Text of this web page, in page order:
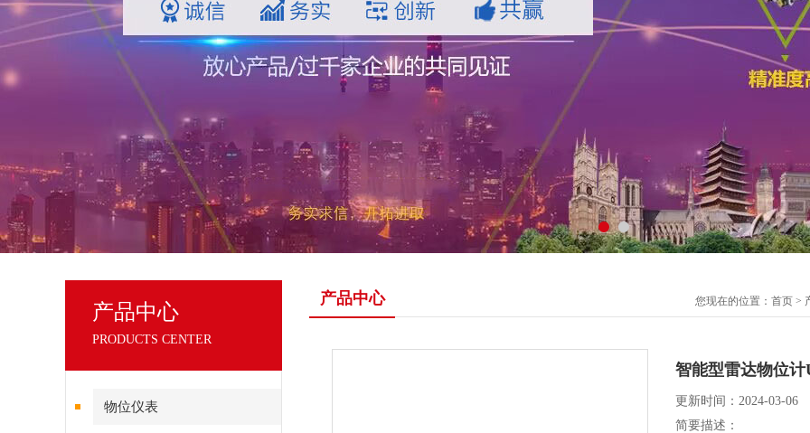
产品中心
PRODUCTS CENTER
物位仪表
产品中心 您现在的位置： 首页 >
智能型雷达物位计
更新时间：2024-03-06
简要描述：